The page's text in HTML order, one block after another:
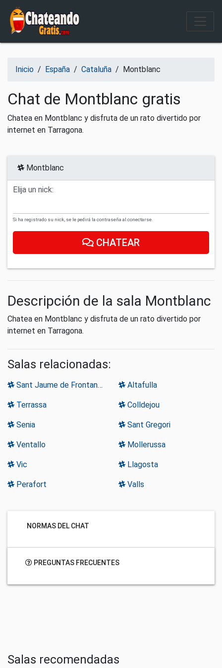
Salir del contenido
Inicio / España / Cataluña / Montblanc
Chat de Montblanc gratis
Chatea en Montblanc y disfruta de un rato divertido por
internet en Tarragona.
Montblanc
Elija un nick:
Si ha registrado su nick, se le pedirá la contraseña al conectarse.
CHATEAR
Descripción de la sala Montblanc
Chatea en Montblanc y disfruta de un rato divertido por
internet en Tarragona.
Salas relacionadas:
Sant Jaume de Frontanya Altafulla
Terrassa Colldejou
Senia Sant Gregori
Ventallo Mollerussa
Vic Llagosta
Perafort Valls
NORMAS DEL CHAT
PREGUNTAS FRECUENTES
Salas recomendadas